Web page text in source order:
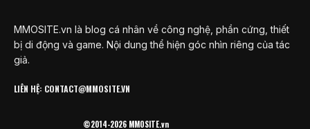
MMOSITE.vn là blog cá nhân về công nghệ, phần cứng, thiết
bị di động và game. Nội dung thể hiện góc nhìn riêng của tác
giả.
LIÊN HỆ: CONTACT@MMOSITE.VN
©2014-2026 MMOSITE.vn